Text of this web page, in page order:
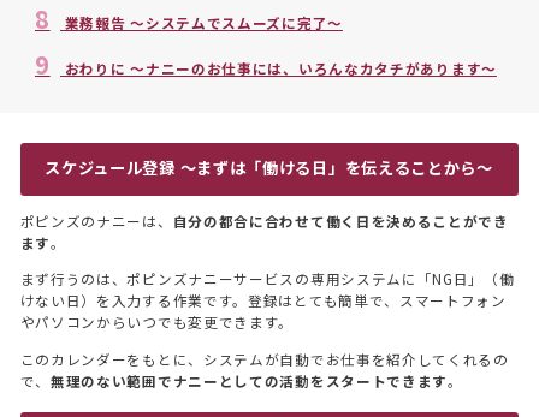
8 業務報告 〜システムでスムーズに完了〜
9 おわりに 〜ナニーのお仕事には、いろんなカタチがあります〜
スケジュール登録 〜まずは「働ける日」を伝えることから〜
ポピンズのナニーは、 自分の都合に合わせて働く日を決めることができ
ます。
まず行うのは、ポピンズナニーサービスの専用システムに「NG日」（働
けない日）を入力する作業です。登録はとても簡単で、スマートフォン
やパソコンからいつでも変更できます。
このカレンダーをもとに、システムが自動でお仕事を紹介してくれるの
で、 無理のない範囲でナニーとしての活動をスタートできます。